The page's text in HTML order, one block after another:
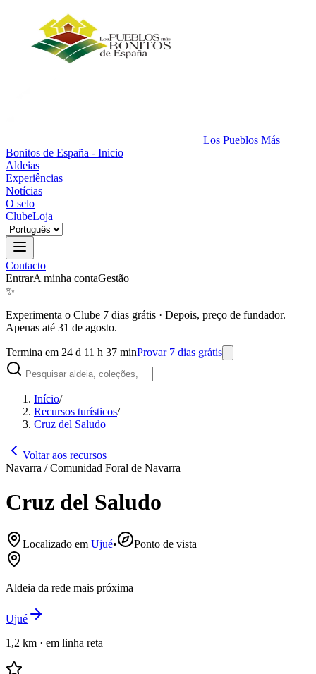
Los Pueblos Más
Bonitos de España - Inicio
Aldeias
Experiências
Notícias
O selo
ClubeLoja
Contacto
EntrarA minha contaGestão
✨
Experimenta o Clube 7 dias grátis · Depois, preço de fundador.
Apenas até 31 de agosto.
Termina em 24 d 11 h 37 minProvar 7 dias grátis
Início/
Recursos turísticos/
Cruz del Saludo
Voltar aos recursos
Navarra / Comunidad Foral de Navarra
Cruz del Saludo
Localizado em Ujué• Ponto de vista
Aldeia da rede mais próxima
Ujué
1,2 km · em linha reta